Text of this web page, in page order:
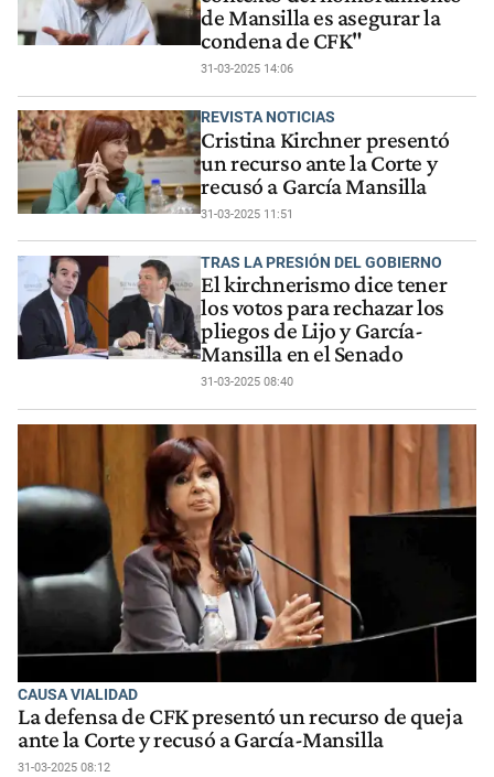
de Mansilla es asegurar la
condena de CFK"
31-03-2025 14:06
REVISTA NOTICIAS
Cristina Kirchner presentó
un recurso ante la Corte y
recusó a García Mansilla
31-03-2025 11:51
TRAS LA PRESIÓN DEL GOBIERNO
El kirchnerismo dice tener
los votos para rechazar los
pliegos de Lijo y García-
Mansilla en el Senado
31-03-2025 08:40
CAUSA VIALIDAD
La defensa de CFK presentó un recurso de queja
ante la Corte y recusó a García-Mansilla
31-03-2025 08:12